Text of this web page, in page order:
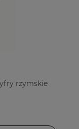
rzymskie